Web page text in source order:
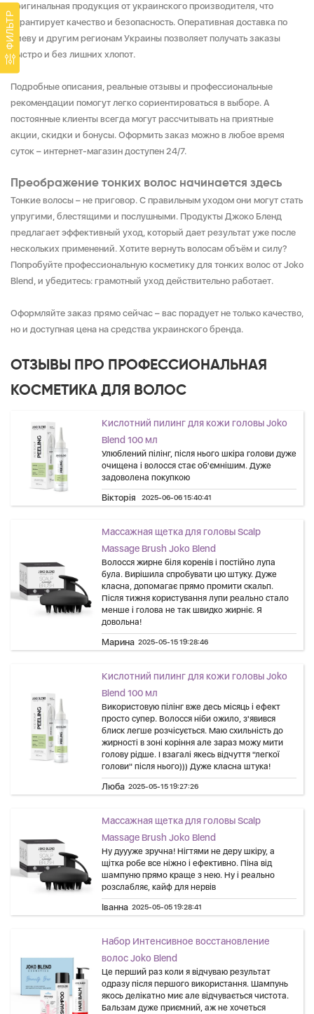
ФИЛЬТР
оригинальная продукция от украинского производителя, что
гарантирует качество и безопасность. Оперативная доставка по
Киеву и другим регионам Украины позволяет получать заказы
быстро и без лишних хлопот.
Подробные описания, реальные отзывы и профессиональные
рекомендации помогут легко сориентироваться в выборе. А
постоянные клиенты всегда могут рассчитывать на приятные
акции, скидки и бонусы. Оформить заказ можно в любое время
суток – интернет-магазин доступен 24/7.
Преображение тонких волос начинается здесь
Тонкие волосы – не приговор. С правильным уходом они могут стать
упругими, блестящими и послушными. Продукты Джоко Бленд
предлагает эффективный уход, который дает результат уже после
нескольких применений. Хотите вернуть волосам объём и силу?
Попробуйте профессиональную косметику для тонких волос от Joko
Blend, и убедитесь: грамотный уход действительно работает.
Оформляйте заказ прямо сейчас – вас порадует не только качество,
но и доступная цена на средства украинского бренда.
ОТЗЫВЫ ПРО ПРОФЕССИОНАЛЬНАЯ
КОСМЕТИКА ДЛЯ ВОЛОС
Кислотний пилинг для кожи головы Joko
Blend 100 мл
Улюблений пілінг, після нього шкіра голови дуже
очищена і волосся стає об'ємнішим. Дуже
задоволена покупкою
Вікторія 2025-06-06 15:40:41
Массажная щетка для головы Scalp
Massage Brush Joko Blend
Волосся жирне біля коренів і постійно лупа
була. Вирішила спробувати цю штуку. Дуже
класна, допомагає прямо промити скальп.
Після тижня користування лупи реально стало
менше і голова не так швидко жирніє. Я
довольна!
Марина 2025-05-15 19:28:46
Кислотний пилинг для кожи головы Joko
Blend 100 мл
Використовую пілінг вже десь місяць і ефект
просто супер. Волосся ніби ожило, з'явився
блиск легше розчісується. Маю схильність до
жирності в зоні коріння але зараз можу мити
голову рідше. І взагалі якесь відчуття "легкої
голови" після нього))) Дуже класна штука!
Люба 2025-05-15 19:27:26
Массажная щетка для головы Scalp
Massage Brush Joko Blend
Ну дуууже зручна! Нігтями не деру шкіру, а
щітка робе все ніжно і ефективно. Піна від
шампуню прямо краще з нею. Ну і реально
розслабляє, кайф для нервів
Іванна 2025-05-05 19:28:41
Набор Интенсивное восстановление
волос Joko Blend
Це перший раз коли я відчуваю результат
одразу після першого використання. Шампунь
якось делікатно миє але відчувається чистота.
Бальзам дуже приємний, аж не хочеться